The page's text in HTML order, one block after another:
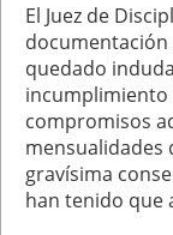
El Juez de
quedado
incumplimiento
compromisos
mensualidades
gravísima
han tenido que